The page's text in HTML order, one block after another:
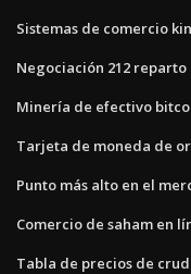
Sistemas de comercio
Negociación 212
Minería de efectivo
Tarjeta de moneda de
Punto más alto en el
Comercio de saham en
Tabla de precios de